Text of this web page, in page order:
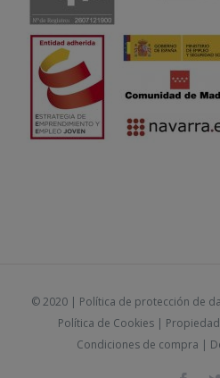
© 2020 | Política de protección de
Política de Cookies|
Condiciones de compra |